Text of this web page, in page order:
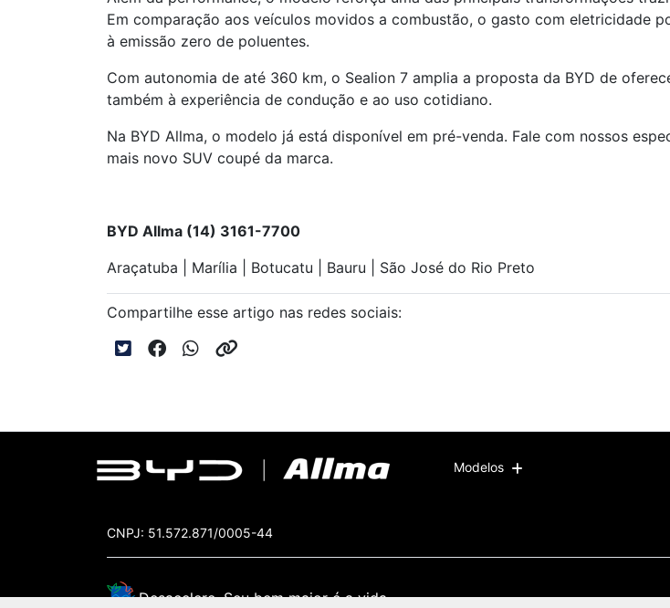
Em comparação aos veículos movidos a combustão, o gasto com eletricidade
à emissão zero de poluentes.
Com autonomia de até 360 km, o Sealion 7 amplia a proposta da BYD de
também à experiência de condução e ao uso cotidiano.
Na BYD Allma, o modelo já está disponível em pré-venda. Fale com nossos
mais novo SUV coupé da marca.
BYD Allma (14) 3161-7700
Araçatuba | Marília | Botucatu | Bauru | São José do Rio Preto
Compartilhe esse artigo nas redes sociais:
Modelos
CNPJ: 51.572.871/0005-44
Desacelere. Seu bem maior é a vida.